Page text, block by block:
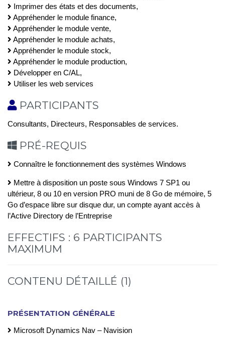
Imprimer des états et des documents,
Appréhender le module finance,
Appréhender le module vente,
Appréhender le module achats,
Appréhender le module stock,
Appréhender le module production,
Développer en C/AL,
Utiliser les web services
PARTICIPANTS
Consultants, Directeurs, Responsables de services.
PRÉ-REQUIS
Connaître le fonctionnement des systèmes Windows
Mettre à disposition un poste sous Windows 7 SP1 ou
ultérieur, 8 ou 10 en version PRO muni de 8 Go de mémoire, 5
Go d’espace libre sur disque dur, un compte ayant accès à
l’Active Directory de l’Entreprise
EFFECTIFS : 6 PARTICIPANTS
MAXIMUM
CONTENU DÉTAILLÉ (1)
PRÉSENTATION GÉNÉRALE
Microsoft Dynamics Nav – Navision